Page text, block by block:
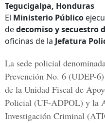
Tegucigalpa, Honduras
El Ministerio Público
dedecomiso y secuestro
oficinas de la Jefatura
La sede policial
Prevención No. 6 (UDEP-
de la Unidad Fiscal de
Policial (UF-ADPOL) y la
Investigación Criminal